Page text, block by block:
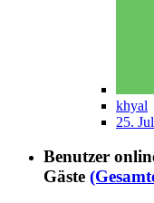
khyal
25.
Benutzer
Gäste